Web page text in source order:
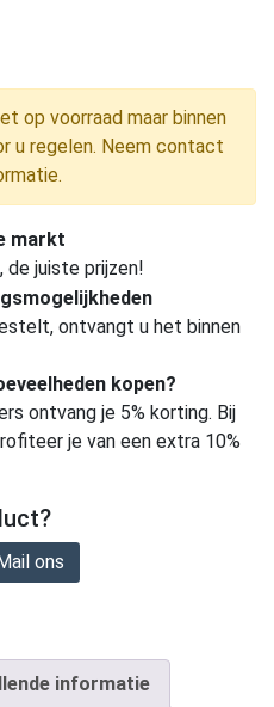
op voorraad maar binnen
u regelen. Neem contact
markt
de juiste prijzen!
ontvangt u het binnen
kopen?
ontvang je 5% korting. Bij
je van een extra 10%
ons
informatie